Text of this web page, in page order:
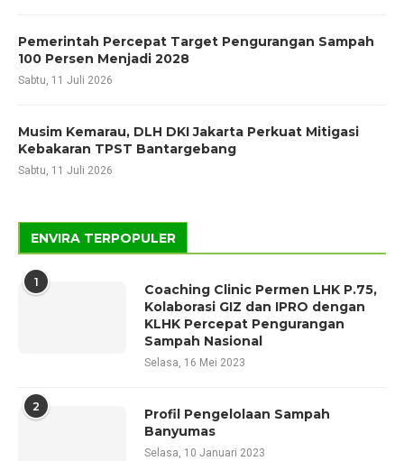
Pemerintah Percepat Target Pengurangan Sampah
100 Persen Menjadi 2028
Sabtu, 11 Juli 2026
Musim Kemarau, DLH DKI Jakarta Perkuat Mitigasi
Kebakaran TPST Bantargebang
Sabtu, 11 Juli 2026
ENVIRA TERPOPULER
1
Coaching Clinic Permen LHK P.75,
Kolaborasi GIZ dan IPRO dengan
KLHK Percepat Pengurangan
Sampah Nasional
Selasa, 16 Mei 2023
2
Profil Pengelolaan Sampah
Banyumas
Selasa, 10 Januari 2023